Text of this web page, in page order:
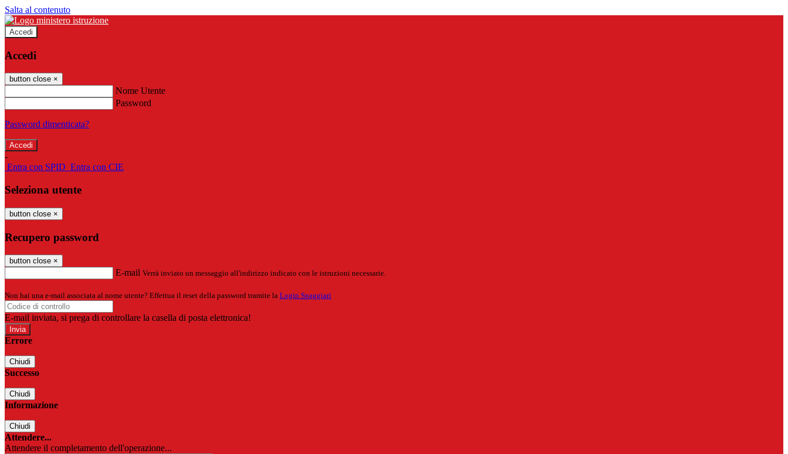
Salta al contenuto
Accedi
Accedi
button close ×
Nome Utente
Password
Password dimenticata?
-
Entra con SPID Entra con CIE
Seleziona utente
button close ×
Recupero password
button close ×
E-mail Verrà inviato un messaggio all'indirizzo indicato con le istruzioni necessarie.
Non hai una e-mail associata al nome utente? Effettua il reset della password tramite la Login Spaggiari
E-mail inviata, si prega di controllare la casella di posta elettronica!
Errore
Chiudi
Successo
Chiudi
Informazione
Chiudi
Attendere...
Attendere il completamento dell'operazione...